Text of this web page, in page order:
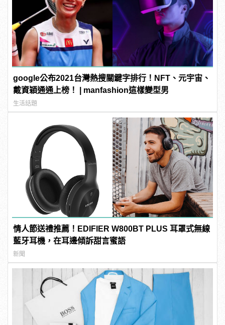
google公布2021台灣熱搜關鍵字排行！NFT、元宇宙、
戴資穎通通上榜！ | manfashion這樣變型男
生活話題
情人節送禮推薦！EDIFIER W800BT PLUS 耳罩式無線
藍牙耳機，在耳邊傾訴甜言蜜語
新聞